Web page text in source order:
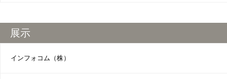
展示
インフォコム（株）